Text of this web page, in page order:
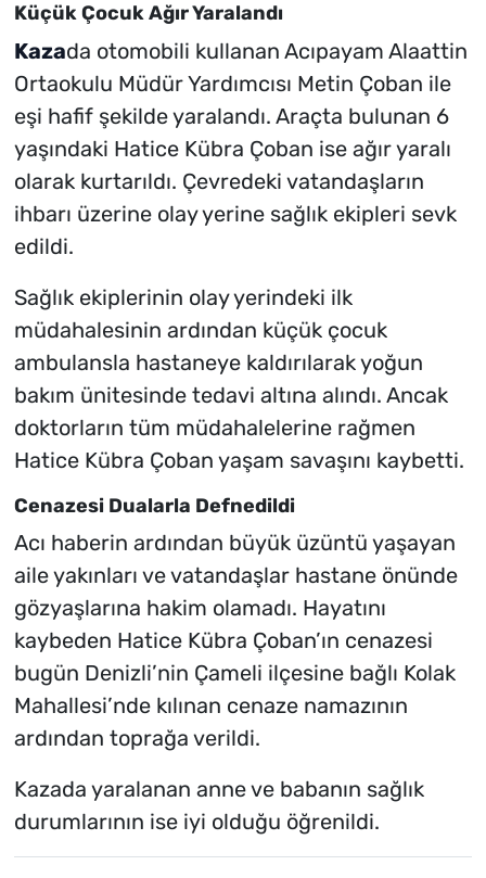
Küçük Çocuk Ağır Yaralandı
Kazada otomobili kullanan Acıpayam Alaattin
Ortaokulu Müdür Yardımcısı Metin Çoban ile
eşi hafif şekilde yaralandı. Araçta bulunan 6
yaşındaki Hatice Kübra Çoban ise ağır yaralı
olarak kurtarıldı. Çevredeki vatandaşların
ihbarı üzerine olay yerine sağlık ekipleri sevk
edildi.
Sağlık ekiplerinin olay yerindeki ilk
müdahalesinin ardından küçük çocuk
ambulansla hastaneye kaldırılarak yoğun
bakım ünitesinde tedavi altına alındı. Ancak
doktorların tüm müdahalelerine rağmen
Hatice Kübra Çoban yaşam savaşını kaybetti.
Cenazesi Dualarla Defnedildi
Acı haberin ardından büyük üzüntü yaşayan
aile yakınları ve vatandaşlar hastane önünde
gözyaşlarına hakim olamadı. Hayatını
kaybeden Hatice Kübra Çoban’ın cenazesi
bugün Denizli’nin Çameli ilçesine bağlı Kolak
Mahallesi’nde kılınan cenaze namazının
ardından toprağa verildi.
Kazada yaralanan anne ve babanın sağlık
durumlarının ise iyi olduğu öğrenildi.